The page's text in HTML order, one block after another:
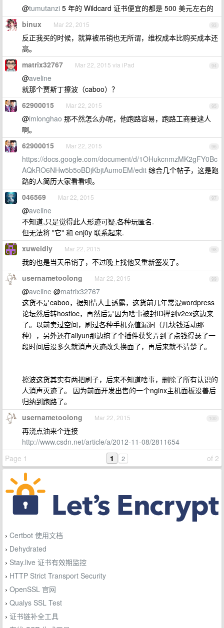
@tumutanzi 5 年的 Wildcard 证书便宜的都是 500 美元左右的
93
binux Mar 22, 2015
反正我买的时候，就算被吊销也无所谓，维权成本比购买成本还
高。
94
matrix32767 Mar 22, 2015 via iPad
@aveline
就那个贾斯丁擦波（caboo）？
95
62900015 Mar 22, 2015
@imlonghao 那不然怎么办呢，他跑路容易，跑路工商要逮人
啊。
96
62900015 Mar 22, 2015
https://docs.google.com/document/d/1OHukcnmzMK2gFY0Bc
AQkRO6NHw5b5oBDjKbjtAumoEM/edit 综合几个帖子，这是跑
路的人简历大家看看呗。
97
046569 Mar 22, 2015
@aveline
不知道,只是觉得此人形迹可疑,各种玩匿名.
但无法将 "它" 和 enj0y 联系起来.
98
xuweidiy Mar 22, 2015
我的也是当天吊销了，不过晚上找他又重新签发了。
99
usernametoolong Mar 22, 2015
@aveline @matrix32767
这货不是caboo，据知情人士透露，这货前几年常混wordpress
论坛然后转hostloc，再然后是因为啥事被封ID撵到v2ex这边来
了。以前卖过空间，刷过各种手机充值漏洞（几块钱活动那
种），另外还在aliyun那边搞了个插件获奖弄到了点钱得瑟了一
段时间后没多久就消声灭迹改头换面了，再后来就不清楚了。
擦波这货其实有两把刷子，后来不知道啥事，删除了所有认识的
人消声灭迹了。 因为前面开发出售的一个nginx主机面板没善后
归纳到跑路了。
100
usernametoolong Mar 22, 2015
再浇点油来个连接
http://www.csdn.net/article/a/2012-11-08/2811654
Page 1
of 2
1 2
› Certbot 使用文档
› Dehydrated
› Stay.live 证书有效期监控
› HTTP Strict Transport Security
› OpenSSL 官网
› Qualys SSL Test
› 证书链补全工具